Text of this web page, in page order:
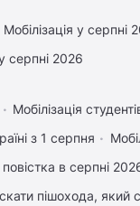
Мобілізація у серпні
серпні 2026
Мобілізація
з 1 серпня
в серпні
пішохода, який